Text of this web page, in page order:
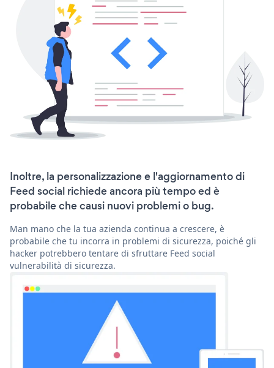
Inoltre, la personalizzazione e l'aggiornamento di
Feed social richiede ancora più tempo ed è
probabile che causi nuovi problemi o bug.
Man mano che la tua azienda continua a crescere, è
probabile che tu incorra in problemi di sicurezza, poiché gli
hacker potrebbero tentare di sfruttare Feed social
vulnerabilità di sicurezza.